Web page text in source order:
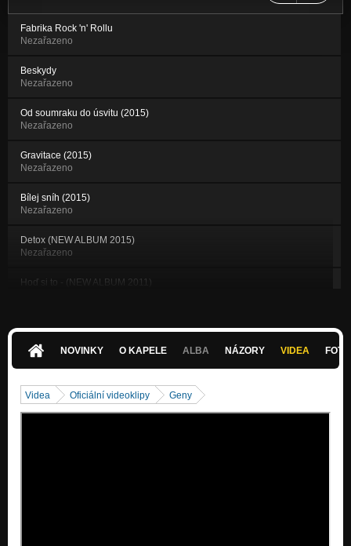
Fabrika Rock 'n' Rollu
Nezařazeno
Beskydy
Nezařazeno
Od soumraku do úsvitu (2015)
Nezařazeno
Gravitace (2015)
Nezařazeno
Bílej sníh (2015)
Nezařazeno
Detox (NEW ALBUM 2015)
Nezařazeno
Hoď si to - (NEW ALBUM 2011)
Sára
What´s up (cover)
NOVINKY O KAPELE ALBA NÁZORY VIDEA
Videa Oficiální videoklipy Geny